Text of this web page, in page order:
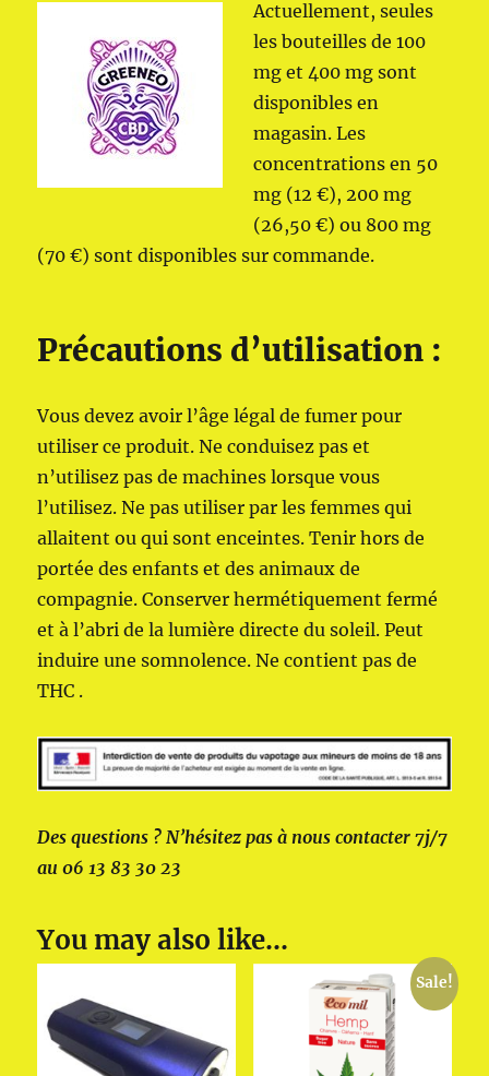
Actuellement, seules
les bouteilles de 100
mg et 400 mg sont
disponibles en
magasin. Les
concentrations en 50
mg (12 €), 200 mg
(26,50 €) ou 800 mg
(70 €) sont disponibles sur commande.
Précautions d’utilisation :
Vous devez avoir l’âge légal de fumer pour
utiliser ce produit. Ne conduisez pas et
n’utilisez pas de machines lorsque vous
l’utilisez. Ne pas utiliser par les femmes qui
allaitent ou qui sont enceintes. Tenir hors de
portée des enfants et des animaux de
compagnie. Conserver hermétiquement fermé
et à l’abri de la lumière directe du soleil. Peut
induire une somnolence. Ne contient pas de
THC .
Des questions ? N’hésitez pas à nous contacter 7j/7
au 06 13 83 30 23
You may also like…
Sale!